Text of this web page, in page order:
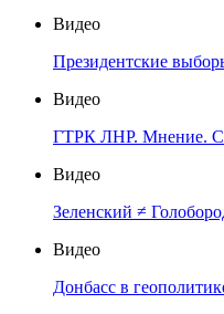
Видео
Президентские
Видео
ГТРК ЛНР. Мнение.
Видео
Зеленский ≠
Видео
Донбасс в